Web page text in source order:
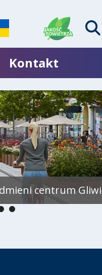
Kontakt
centrum